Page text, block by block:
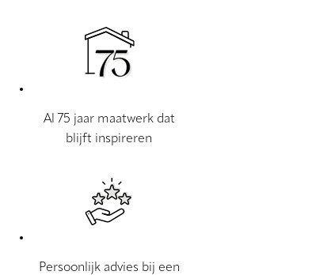
Al 75 jaar maatwerk dat
blijft inspireren
Persoonlijk advies bij een